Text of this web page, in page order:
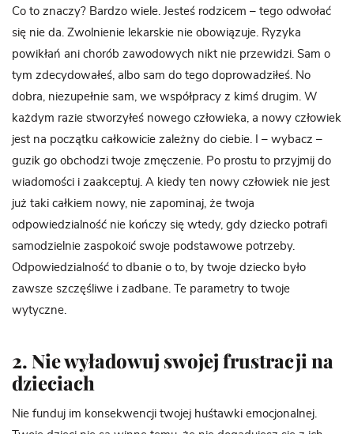
Co to znaczy? Bardzo wiele. Jesteś rodzicem – tego odwołać
się nie da. Zwolnienie lekarskie nie obowiązuje. Ryzyka
powikłań ani chorób zawodowych nikt nie przewidzi. Sam o
tym zdecydowałeś, albo sam do tego doprowadziłeś. No
dobra, niezupełnie sam, we współpracy z kimś drugim. W
każdym razie stworzyłeś nowego człowieka, a nowy człowiek
jest na początku całkowicie zależny do ciebie. I – wybacz –
guzik go obchodzi twoje zmęczenie. Po prostu to przyjmij do
wiadomości i zaakceptuj. A kiedy ten nowy człowiek nie jest
już taki całkiem nowy, nie zapominaj, że twoja
odpowiedzialność nie kończy się wtedy, gdy dziecko potrafi
samodzielnie zaspokoić swoje podstawowe potrzeby.
Odpowiedzialność to dbanie o to, by twoje dziecko było
zawsze szczęśliwe i zadbane. Te parametry to twoje
wytyczne.
2. Nie wyładowuj swojej frustracji na
dzieciach
Nie funduj im konsekwencji twojej huśtawki emocjonalnej.